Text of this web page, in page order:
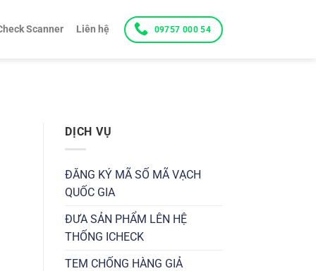
Scanner Liên hệ 09757 000 54
DỊCH VỤ
ĐĂNG KÝ MÃ SỐ MÃ VẠCH
QUỐC GIA
ĐƯA SẢN PHẨM LÊN HỆ
THỐNG ICHECK
TEM CHỐNG HÀNG GIẢ